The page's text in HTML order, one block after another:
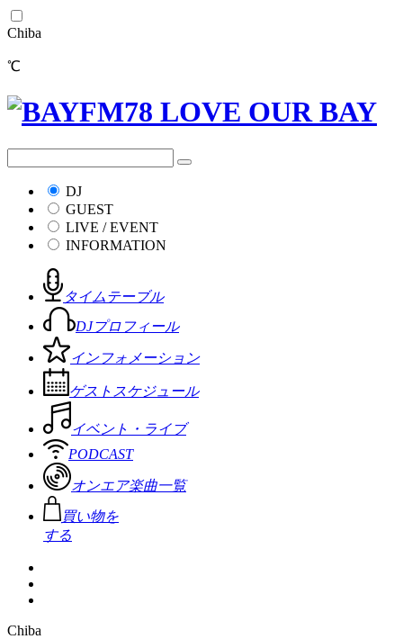
Chiba
℃
DJ
GUEST
LIVE / EVENT
INFORMATION
タイムテーブル
DJプロフィール
インフォメーション
ゲストスケジュール
イベント・ライブ
PODCAST
オンエア楽曲一覧
買い物を
する
Chiba